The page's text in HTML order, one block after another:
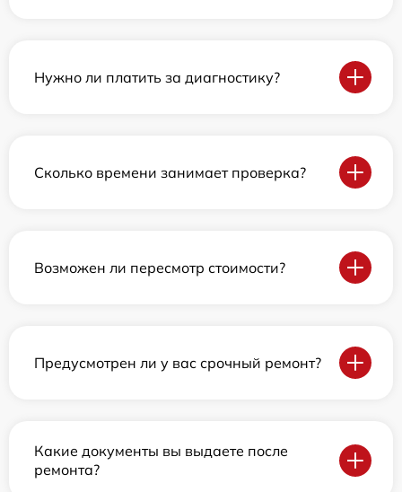
Нужно ли платить за диагностику?
Сколько времени занимает проверка?
Возможен ли пересмотр стоимости?
Предусмотрен ли у вас срочный ремонт?
Какие документы вы выдаете после
ремонта?